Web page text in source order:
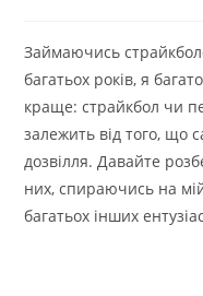
Займаючись
багатьох років, я
краще: страйкбол чи
залежить від того, що
дозвілля. Давайте
них, спираючись на
багатьох інших